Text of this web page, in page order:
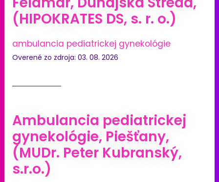
(HIPOKRATES DS, s. r. o.)
ambulancia pediatrickej gynekológie
Overené zo zdroja: 03. 08. 2026
Ambulancia pediatrickej
gynekológie, Piešťany,
(MUDr. Peter Kubranský,
s.r.o.)